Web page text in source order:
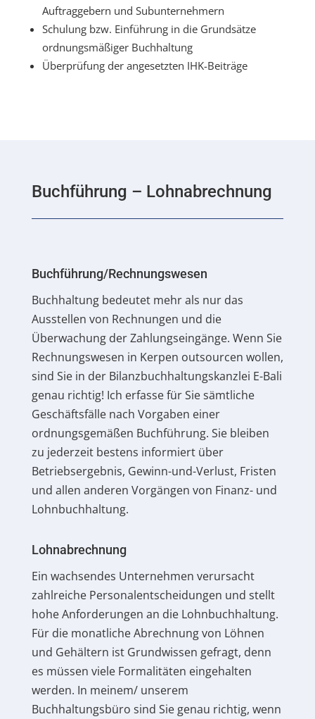
Auftraggebern und Subunternehmern
Schulung bzw. Einführung in die Grundsätze
ordnungsmäßiger Buchhaltung
Überprüfung der angesetzten IHK-Beiträge
Buchführung – Lohnabrechnung
Buchführung/Rechnungswesen
Buchhaltung bedeutet mehr als nur das
Ausstellen von Rechnungen und die
Überwachung der Zahlungseingänge. Wenn Sie
Rechnungswesen in Kerpen outsourcen wollen,
sind Sie in der Bilanzbuchhaltungskanzlei E-Bali
genau richtig! Ich erfasse für Sie sämtliche
Geschäftsfälle nach Vorgaben einer
ordnungsgemäßen Buchführung. Sie bleiben
zu jederzeit bestens informiert über
Betriebsergebnis, Gewinn-und-Verlust, Fristen
und allen anderen Vorgängen von Finanz- und
Lohnbuchhaltung.
Lohnabrechnung
Ein wachsendes Unternehmen verursacht
zahlreiche Personalentscheidungen und stellt
hohe Anforderungen an die Lohnbuchhaltung.
Für die monatliche Abrechnung von Löhnen
und Gehältern ist Grundwissen gefragt, denn
es müssen viele Formalitäten eingehalten
werden. In meinem/ unserem
Buchhaltungsbüro sind Sie genau richtig, wenn